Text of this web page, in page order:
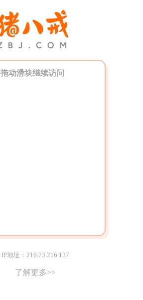
拖动滑块继续访问
IP地址：216.73.216.137
了解更多>>